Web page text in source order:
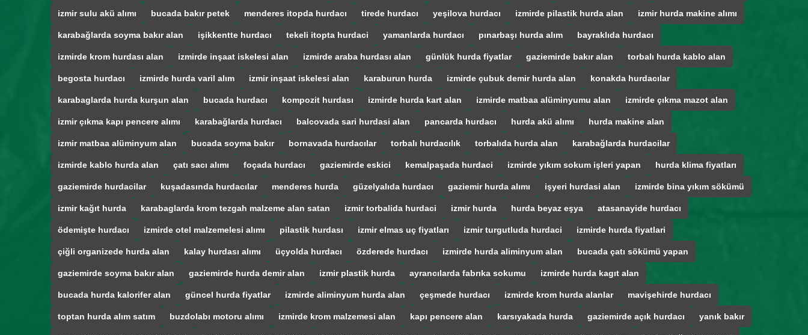
izmir sulu akü alımı bucada bakır petek menderes itopda hurdacı tirede hurdacı yeşilova hurdacı izmirde pilastik hurda alan izmir hurda makine alımı
karabağlarda soyma bakır alan işikkentte hurdacı tekeli itopta hurdaci yamanlarda hurdacı pınarbaşı hurda alım bayraklıda hurdacı
izmirde krom hurdası alan izmirde inşaat iskelesi alan izmirde araba hurdası alan günlük hurda fiyatlar gaziemirde bakır alan torbalı hurda kablo alan
begosta hurdacı izmirde hurda varil alım izmir inşaat iskelesi alan karaburun hurda izmirde çubuk demir hurda alan konakda hurdacılar
karabaglarda hurda kurşun alan bucada hurdacı kompozit hurdası izmirde hurda kart alan izmirde matbaa alüminyumu alan izmirde çıkma mazot alan
izmir çıkma kapı pencere alımı karabağlarda hurdacı balcovada sari hurdasi alan pancarda hurdacı hurda akü alımı hurda makine alan
izmir matbaa alüminyum alan bucada soyma bakır bornavada hurdacılar torbalı hurdacılık torbalıda hurda alan karabağlarda hurdacilar
izmirde kablo hurda alan çatı sacı alımı foçada hurdacı gaziemirde eskici kemalpaşada hurdaci izmirde yıkım sokum işleri yapan hurda klima fiyatları
gaziemirde hurdacilar kuşadasında hurdacılar menderes hurda güzelyalıda hurdacı gaziemir hurda alımı işyeri hurdasi alan izmirde bina yıkım sökümü
izmir kağıt hurda karabaglarda krom tezgah malzeme alan satan izmir torbalida hurdaci izmir hurda hurda beyaz eşya atasanayide hurdacı
ödemişte hurdacı izmirde otel malzemelesi alımı pilastik hurdası izmir elmas uç fiyatları izmir turgutluda hurdaci izmirde hurda fiyatlari
çiğli organizede hurda alan kalay hurdası alımı üçyolda hurdacı özderede hurdacı izmirde hurda aliminyum alan bucada çatı sökümü yapan
gaziemirde soyma bakır alan gaziemirde hurda demir alan izmir plastik hurda ayrancılarda fabrıka sokumu izmirde hurda kagıt alan
bucada hurda kalorifer alan güncel hurda fiyatlar izmirde aliminyum hurda alan çeşmede hurdacı izmirde krom hurda alanlar mavişehirde hurdacı
toptan hurda alım satım buzdolabı motoru alımı izmirde krom malzemesi alan kapı pencere alan karsıyakada hurda gaziemirde açık hurdacı yanık bakır